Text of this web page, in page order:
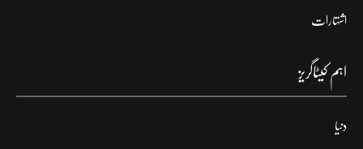
اشتہارات
اہم کیٹاگریز
دنیا